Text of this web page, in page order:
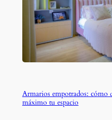
Armarios empotrados: cómo
máximo tu espacio